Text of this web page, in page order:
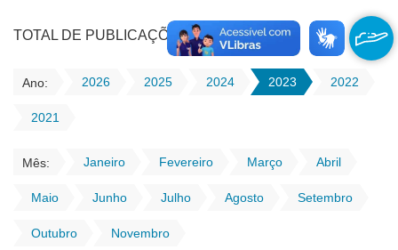
TOTAL DE PUBLICAÇÕES - 29
Ano: 2026 2025 2024 2023 2022
2021
Mês: Janeiro Fevereiro Março Abril
Maio Junho Julho Agosto Setembro
Outubro Novembro